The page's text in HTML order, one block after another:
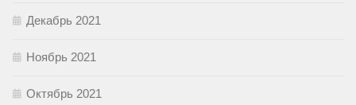
Декабрь 2021
Ноябрь 2021
Октябрь 2021